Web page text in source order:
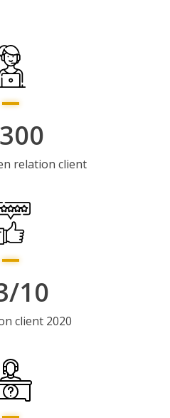
relation client
10
client 2020